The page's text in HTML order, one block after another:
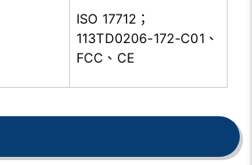
ISO 17712；
113TD0206-172-C01、
FCC、CE